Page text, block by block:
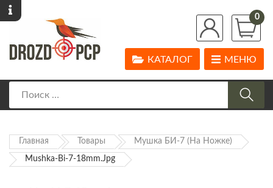
0
МЕНЮ
КАТАЛОГ
Главная Товары Мушка БИ-7 (на Ножке)
Mushka-Bi-7-18mm.jpg